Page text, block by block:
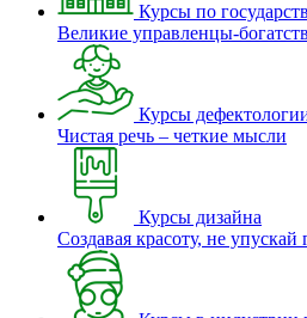
Курсы по
Великие управленцы-
Курсы
Чистая речь – четкие мысли
Курсы дизайна
Создавая красоту, не